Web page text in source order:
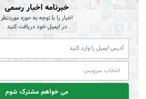
خبرنامه اخبار رسمی
اخبار را با توجه به حوزه موردنظر
در ایمیل خود دریافت کنید
انتخاب سرویس
می خواهم مشترک شوم